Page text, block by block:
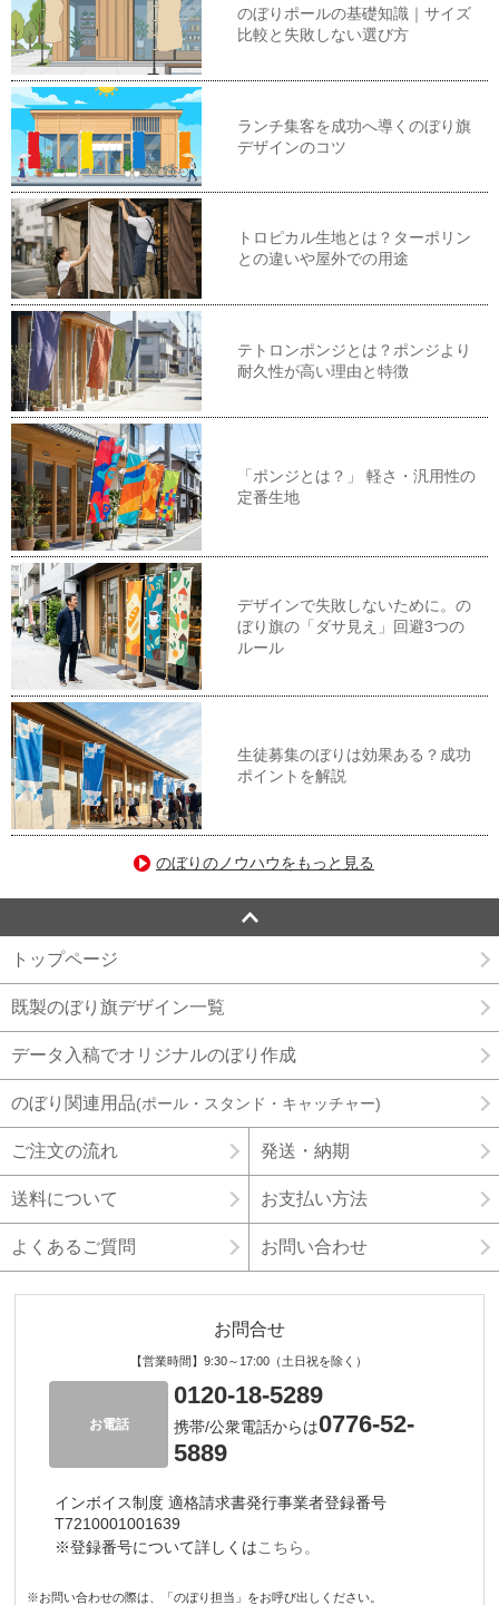
のぼりポールの基礎知識｜サイズ
比較と失敗しない選び方
ランチ集客を成功へ導くのぼり旗
デザインのコツ
トロピカル生地とは？ターポリン
との違いや屋外での用途
テトロンポンジとは？ポンジより
耐久性が高い理由と特徴
「ポンジとは？」 軽さ・汎用性の
定番生地
デザインで失敗しないために。の
ぼり旗の「ダサ見え」回避3つの
ルール
生徒募集のぼりは効果ある？成功
ポイントを解説
のぼりのノウハウをもっと見る
トップページ
既製のぼり旗デザイン一覧
データ入稿でオリジナルのぼり作成
のぼり関連用品(ポール・スタンド・キャッチャー)
ご注文の流れ 発送・納期
送料について お支払い方法
よくあるご質問 お問い合わせ
お問合せ
【営業時間】9:30～17:00（土日祝を除く）
お電話
0120-18-5289
携帯/公衆電話からは0776-52-
5889
インボイス制度 適格請求書発行事業者登録番号
T7210001001639
※登録番号について詳しくはこちら。
※お問い合わせの際は、「のぼり担当」をお呼び出しください。